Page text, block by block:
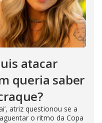
atacar
queria saber
atriz questionou se a
o ritmo da Copa